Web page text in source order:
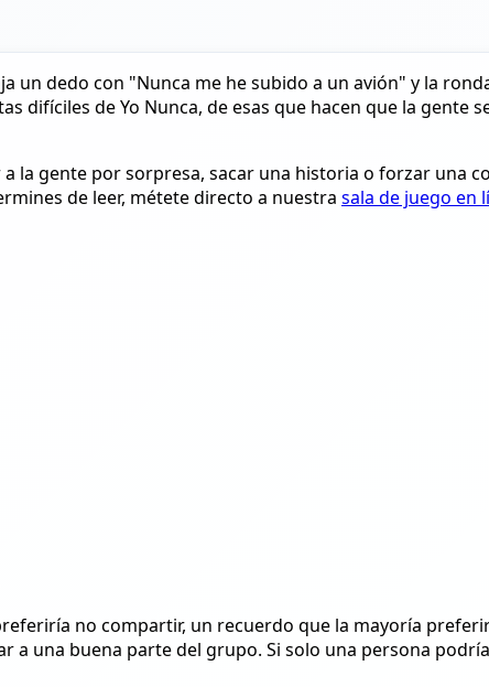
un dedo con "Nunca me he subido a un avión" y la
difíciles de Yo Nunca, de esas que hacen que la gente
la gente por sorpresa, sacar una historia o forzar una
de leer, métete directo a nuestra sala de juego en
no compartir, un recuerdo que la mayoría
una buena parte del grupo. Si solo una persona